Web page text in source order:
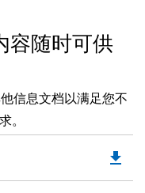
容随时可供
信息文档以满足您不
。
file_download